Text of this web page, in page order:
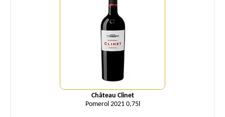
Château Clinet
Pomerol 2021 0,75l